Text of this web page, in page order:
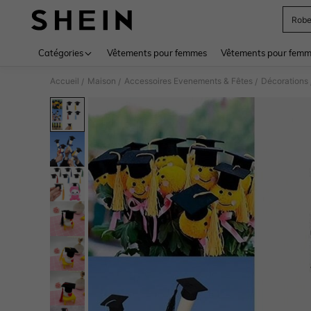
Robe
Catégories Vêtements pour femmes Vêtements pour
Accueil / Maison / Accessoires Evenements & Fêtes / Décorations